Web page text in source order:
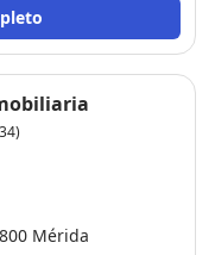
Mérida